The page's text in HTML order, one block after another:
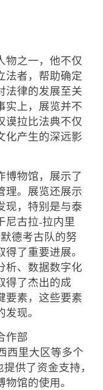
物之一，他不仅
法者，帮助确定
法律的发展至关
实上，展览并不
谟拉比法典不仅
化产生的深远影
博物馆，展示了
理。展览还展示
现，特别是与泰
尼古拉-拉内里
德考古队的努
了重要进展。
析、数据数字化
得了杰出的成
要素，这些要素
现。
作部
西里大区等多个
供了资金支持，
馆的使用。